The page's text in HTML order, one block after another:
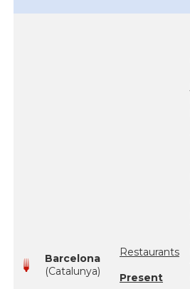
Barcelona
(Catalunya)
Restaurants
Present